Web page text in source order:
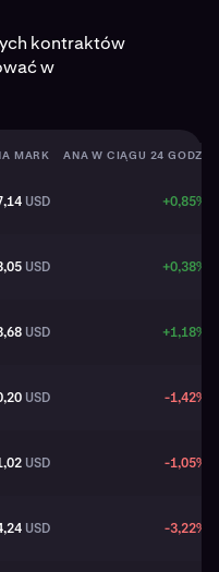
kontraktów
w
MARKZMIANA W CIĄGU 24 GODZ.
USD +0,85%
USD +0,38%
USD +1,18%
USD -1,42%
USD -1,05%
USD -3,22%